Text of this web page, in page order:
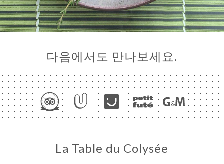
다음에서도 만나보세요.
La Table du Colysée